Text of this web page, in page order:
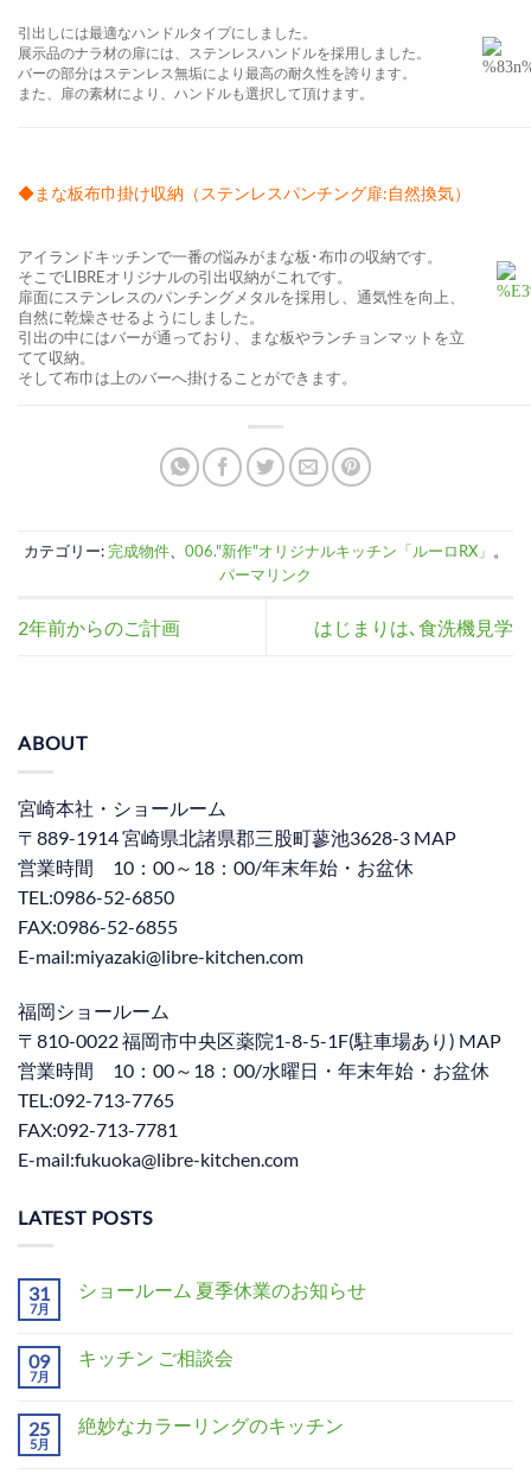
引出しには最適なハンドルタイプにしました。
展示品のナラ材の扉には、ステンレスハンドルを採用しました。
バーの部分はステンレス無垢により最高の耐久性を誇ります。
また、扉の素材により、ハンドルも選択して頂けます。
◆まな板布巾掛け収納（ステンレスパンチング扉:自然換気）
アイランドキッチンで一番の悩みがまな板･布巾の収納です。
そこでLIBREオリジナルの引出収納がこれです。
扉面にステンレスのパンチングメタルを採用し、通気性を向上、
自然に乾燥させるようにしました。
引出の中にはバーが通っており、まな板やランチョンマットを立
てて収納。
そして布巾は上のバーへ掛けることができます。
カテゴリー:完成物件、 006."新作"オリジナルキッチン「ルーロRX」 。
パーマリンク
2年前からのご計画 はじまりは､食洗機見学
ABOUT
宮崎本社・ショールーム
〒889-1914 宮崎県北諸県郡三股町蓼池3628-3 MAP
営業時間 10：00～18：00/年末年始・お盆休
TEL:0986-52-6850
FAX:0986-52-6855
E-mail:miyazaki@libre-kitchen.com
福岡ショールーム
〒810-0022 福岡市中央区薬院1-8-5-1F(駐車場あり) MAP
営業時間 10：00～18：00/水曜日・年末年始・お盆休
TEL:092-713-7765
FAX:092-713-7781
E-mail:fukuoka@libre-kitchen.com
LATEST POSTS
31
7月
ショールーム 夏季休業のお知らせ
09
7月
キッチン ご相談会
25
5月
絶妙なカラーリングのキッチン